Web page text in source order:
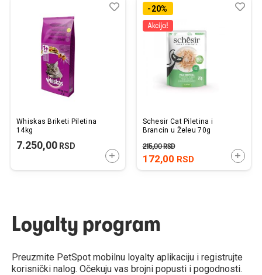
Whiskas Briketi Piletina
14kg
7.250,00 RSD
DODAJTE U KORPU
Dodaj
Uporedi-20%
Schesir Cat Piletina i
Brancin u Želeu 70g
172,00 RSD
215,00RSD
Loyalty program
Preuzmite PetSpot mobilnu loyalty aplikaciju i registrujte
korisnički nalog. Očekuju vas brojni popusti i pogodnosti.